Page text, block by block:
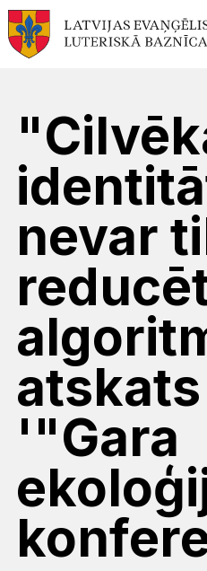
nevar
'"Gara